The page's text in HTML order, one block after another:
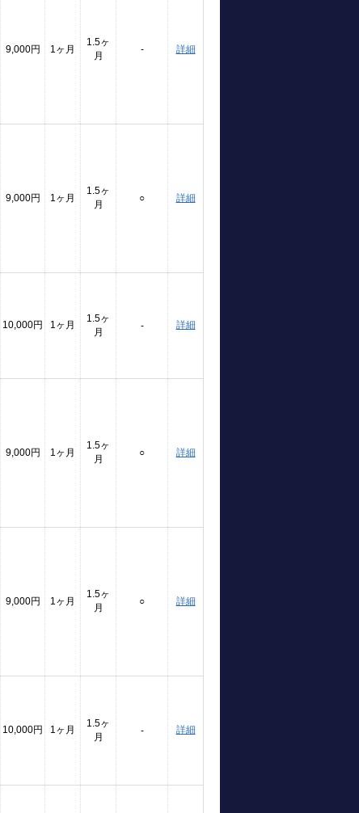
9,000円 1ヶ月
1.5ヶ
月
- 詳細
9,000円 1ヶ月
1.5ヶ
月
○ 詳細
10,000円 1ヶ月
1.5ヶ
月
- 詳細
9,000円 1ヶ月
1.5ヶ
月
○ 詳細
9,000円 1ヶ月
1.5ヶ
月
○ 詳細
10,000円 1ヶ月
1.5ヶ
月
- 詳細